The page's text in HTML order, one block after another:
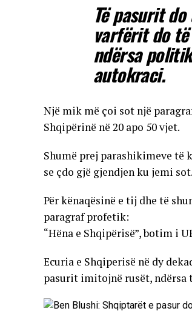
Të pasurit
varfërit do
ndërsa
autokraci.
Një mik më çoi sot një
Shqipërinë në 20 apo 50 vjet.
Shumë prej parashikimeve të
se çdo gjë gjendjen ku jemi sot.
Për kënaqësinë e tij dhe të
paragraf profetik:
“Hëna e Shqipërisë”, botim i
Ecuria e Shqiperisë në dy
pasurit imitojnë rusët,